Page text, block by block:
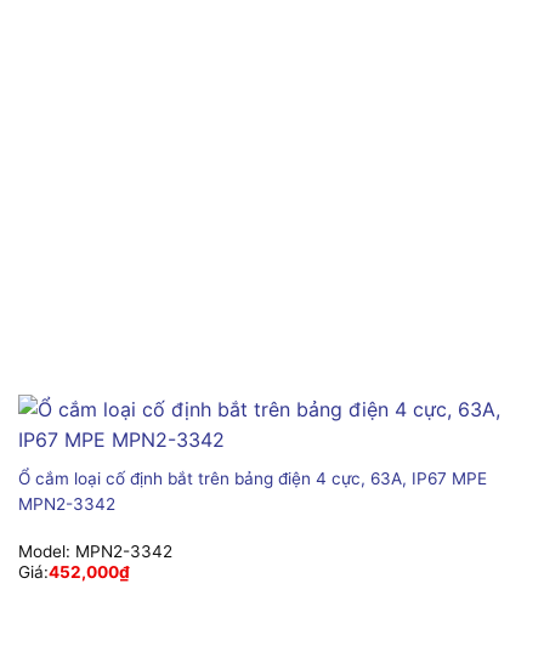
Ổ cắm loại cố định bắt trên bảng điện 4 cực, 63A, IP67 MPE
MPN2-3342
Model: MPN2-3342
Giá:452,000₫